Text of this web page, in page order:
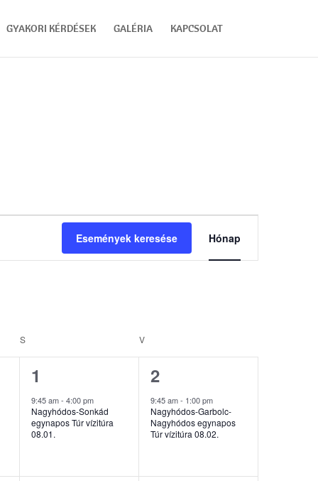
GYAKORI KÉRDÉSEK GALÉRIA KAPCSOLAT
Események keresése
Esemény
nézet
navigáció
Hónap
S V
1
esemény,
1
9:45 am-4:00 pm
Nagyhódos-Sonkád
egynapos Túr vízitúra
08.01.
1
esemény,
2
9:45 am- 1:00 pm
Nagyhódos-Garbolc-
Nagyhódos egynapos
Túr vízitúra 08.02.